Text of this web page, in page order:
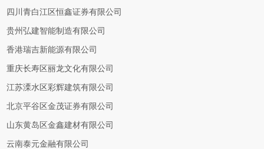
四川青白江区恒鑫证券有限公司
贵州弘建智能制造有限公司
香港瑞吉新能源有限公司
重庆长寿区丽龙文化有限公司
江苏溧水区彩辉建筑有限公司
北京平谷区金茂证券有限公司
山东黄岛区金鑫建材有限公司
云南泰元金融有限公司